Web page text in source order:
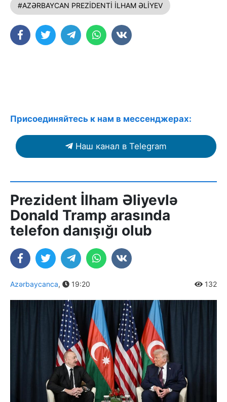
#AZƏRBAYCAN PREZİDENTİ İLHAM ƏLİYEV
Присоединяйтесь к нам в мессенджерах:
Наш канал в Telegram
Prezident İlham Əliyevlə
Donald Tramp arasında
telefon danışığı olub
Azərbaycanca, 19:20 132